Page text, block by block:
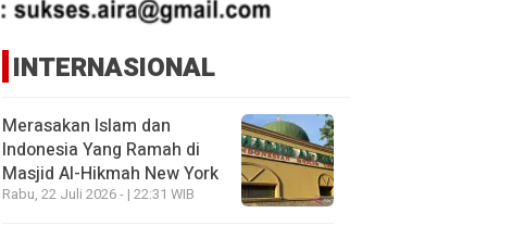
INTERNASIONAL
Merasakan Islam dan
Indonesia Yang Ramah di
Masjid Al-Hikmah New York
Rabu, 22 Juli 2026 - | 22:31 WIB